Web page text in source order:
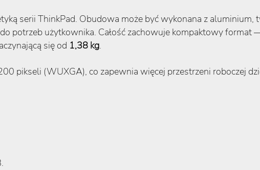
serii ThinkPad. Obudowa może być wykonana z
potrzeb użytkownika. Całość zachowuje kompaktowy format
się od 1,38 kg.
pikseli (WUXGA), co zapewnia więcej przestrzeni roboczej